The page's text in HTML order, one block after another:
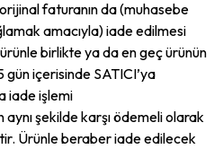
faturanın da (muhasebe
amacıyla) iade edilmesi
birlikte ya da en geç ürünün
içerisinde SATICI’ya
iade işlemi
şekilde karşı ödemeli olarak
Ürünle beraber iade edilecek